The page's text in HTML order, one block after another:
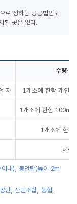
로 정하는 공공법인도
된 곳은 없다.
수량·면
자 1개소에 한함 개인
1개소에 한함 100㎡
1개소에 한
제한
내), 봉안탑(높이 2m
단, 산림조합, 농협,